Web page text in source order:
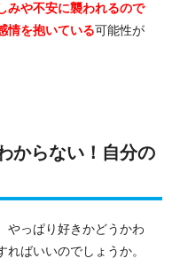
みや不安に襲われるので
情を抱いている可能性が
からない！自分の
やっぱり好きかどうかわ
ばいいのでしょうか。